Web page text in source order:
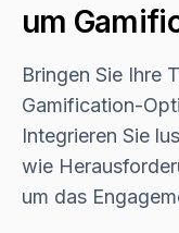
um
Bringen Sie Ihre
Gamification-
Integrieren Sie
wie
um das